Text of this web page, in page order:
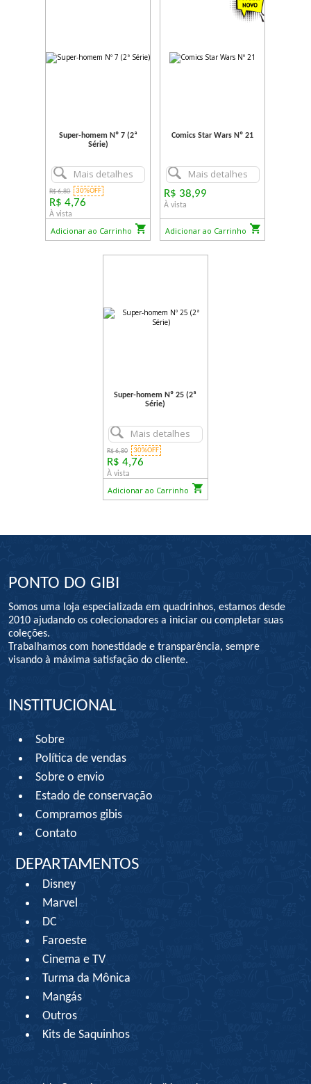
Super-homem Nº 7 (2ª
Série)
Mais detalhes
R$ 6,80 30%OFF
R$ 4,76
À vista
Adicionar ao Carrinho
Comics Star Wars Nº 21
Mais detalhes
R$ 38,99
À vista
Adicionar ao Carrinho
Super-homem Nº 25 (2ª
Série)
Mais detalhes
R$ 6,80 30%OFF
R$ 4,76
À vista
Adicionar ao Carrinho
PONTO DO GIBI
Somos uma loja especializada em quadrinhos, estamos desde
2010 ajudando os colecionadores a iniciar ou completar suas
coleções.
Trabalhamos com honestidade e transparência, sempre
visando à máxima satisfação do cliente.
INSTITUCIONAL
Sobre
Política de vendas
Sobre o envio
Estado de conservação
Compramos gibis
Contato
DEPARTAMENTOS
Disney
Marvel
DC
Faroeste
Cinema e TV
Turma da Mônica
Mangás
Outros
Kits de Saquinhos